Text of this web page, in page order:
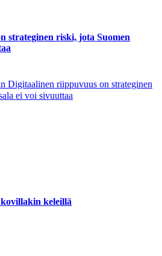
strateginen riski, jota Suomen
Digitaalinen riippuvuus on strateginen
ei voi sivuuttaa
keleillä